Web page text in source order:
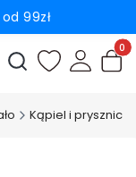
99zł
produkty
Otwórz
Kąpiel i prysznic